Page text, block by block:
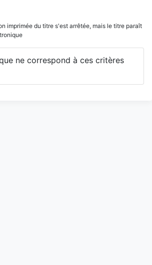
imprimée du titre s'est arrêtée, mais le titre paraît
ne correspond à ces critères